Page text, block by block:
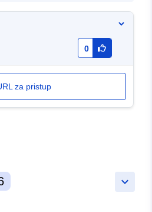
0
za pristup
keyboard_arrow_down